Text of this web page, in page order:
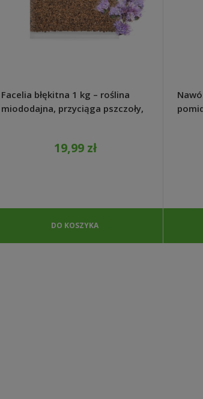
Facelia błękitna 1 kg – roślina
miododajna, przyciąga pszczoły,
19,99 zł
DO KOSZYKA